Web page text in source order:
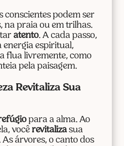
conscientes podem ser
na praia ou em trilhas.
atento. A cada passo,
energia espiritual,
flua livremente, como
pela paisagem.
Revitaliza Sua
para a alma. Ao
você revitalizasua
árvores, o canto dos